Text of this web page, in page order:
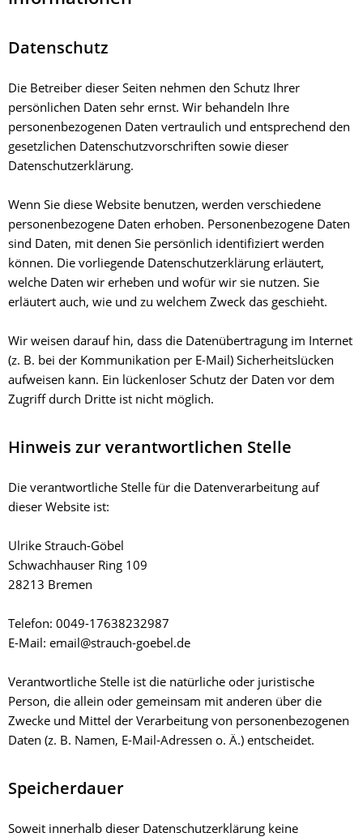
Datenschutz
Die Betreiber dieser Seiten nehmen den Schutz Ihrer
persönlichen Daten sehr ernst. Wir behandeln Ihre
personenbezogenen Daten vertraulich und entsprechend den
gesetzlichen Datenschutzvorschriften sowie dieser
Datenschutzerklärung.
Wenn Sie diese Website benutzen, werden verschiedene
personenbezogene Daten erhoben. Personenbezogene Daten
sind Daten, mit denen Sie persönlich identifiziert werden
können. Die vorliegende Datenschutzerklärung erläutert,
welche Daten wir erheben und wofür wir sie nutzen. Sie
erläutert auch, wie und zu welchem Zweck das geschieht.
Wir weisen darauf hin, dass die Datenübertragung im Internet
(z. B. bei der Kommunikation per E-Mail) Sicherheitslücken
aufweisen kann. Ein lückenloser Schutz der Daten vor dem
Zugriff durch Dritte ist nicht möglich.
Hinweis zur verantwortlichen Stelle
Die verantwortliche Stelle für die Datenverarbeitung auf
dieser Website ist:
Ulrike Strauch-Göbel
Schwachhauser Ring 109
28213 Bremen
Telefon: 0049-17638232987
E-Mail: email@strauch-goebel.de
Verantwortliche Stelle ist die natürliche oder juristische
Person, die allein oder gemeinsam mit anderen über die
Zwecke und Mittel der Verarbeitung von personenbezogenen
Daten (z. B. Namen, E-Mail-Adressen o. Ä.) entscheidet.
Speicherdauer
Soweit innerhalb dieser Datenschutzerklärung keine